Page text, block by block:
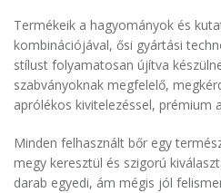
Termékeik a hagyományok és
kombinációjával, ősi gyártási
stílust folyamatosan újítva
szabványoknak megfelelő,
aprólékos kivitelezéssel, prémium
Minden felhasznált bőr egy
megy keresztül és szigorú
darab egyedi, ám mégis jól